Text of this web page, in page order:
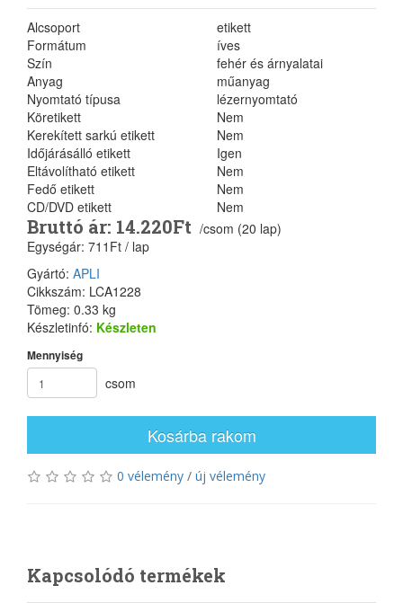
Alcsoport
etikett
Formátum
íves
Szín
fehér és árnyalatai
Anyag
műanyag
Nyomtató típusa
lézernyomtató
Köretikett
Nem
Kerekített sarkú etikett
Nem
Időjárásálló etikett
Igen
Eltávolítható etikett
Nem
Fedő etikett
Nem
CD/DVD etikett
Nem
Bruttó ár: 14.220Ft /csom (20 lap)
Egységár: 711Ft / lap
Gyártó: APLI
Cikkszám: LCA1228
Tömeg: 0.33 kg
Készletinfó: Készleten
Mennyiség
csom
Kosárba rakom
0 vélemény / új vélemény
Kapcsolódó termékek